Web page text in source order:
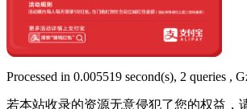
Processed in 0.005519 second(s), 2 queries ,
若本站收录的资源无意侵犯了您的权益，